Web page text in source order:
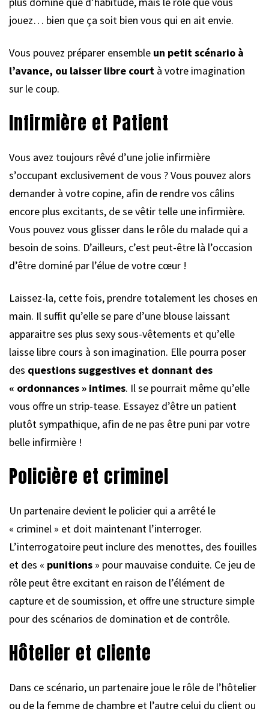
jouez… bien que ça soit bien vous qui en ait envie.
Vous pouvez préparer ensemble un petit scénario à
l’avance, ou laisser libre court à votre imagination
sur le coup.
Infirmière et Patient
Vous avez toujours rêvé d’une jolie infirmière
s’occupant exclusivement de vous ? Vous pouvez alors
demander à votre copine, afin de rendre vos câlins
encore plus excitants, de se vêtir telle une infirmière.
Vous pouvez vous glisser dans le rôle du malade qui a
besoin de soins. D’ailleurs, c’est peut-être là l’occasion
d’être dominé par l’élue de votre cœur !
Laissez-la, cette fois, prendre totalement les choses en
main. Il suffit qu’elle se pare d’une blouse laissant
apparaitre ses plus sexy sous-vêtements et qu’elle
laisse libre cours à son imagination. Elle pourra poser
des questions suggestives et donnant des
« ordonnances » intimes. Il se pourrait même qu’elle
vous offre un strip-tease. Essayez d’être un patient
plutôt sympathique, afin de ne pas être puni par votre
belle infirmière !
Policière et criminel
Un partenaire devient le policier qui a arrêté le
« criminel » et doit maintenant l’interroger.
L’interrogatoire peut inclure des menottes, des fouilles
et des « punitions » pour mauvaise conduite. Ce jeu de
rôle peut être excitant en raison de l’élément de
capture et de soumission, et offre une structure simple
pour des scénarios de domination et de contrôle.
Hôtelier et cliente
Dans ce scénario, un partenaire joue le rôle de l’hôtelier
ou de la femme de chambre et l’autre celui du client ou